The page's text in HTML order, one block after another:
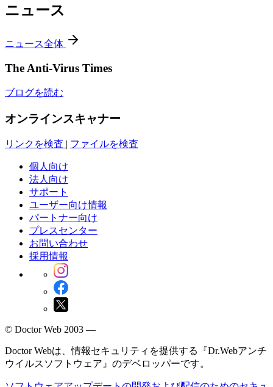
ニュース
ニュース全体
The Anti-Virus Times
ブログを読む
オンラインスキャナー
リンクを検査 | ファイルを検査
個人向け
法人向け
サポート
ユーザー向け情報
パートナー向け
プレスセンター
お問い合わせ
採用情報
© Doctor Web 2003 —
Doctor Webは、情報セキュリティを提供する『Dr.Webアンチ
ウイルスソフトウェア』のデベロッパーです。